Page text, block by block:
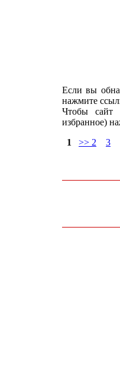
Если вы
нажмите
Чтобы сайт
избранное)
1
>> 2 3